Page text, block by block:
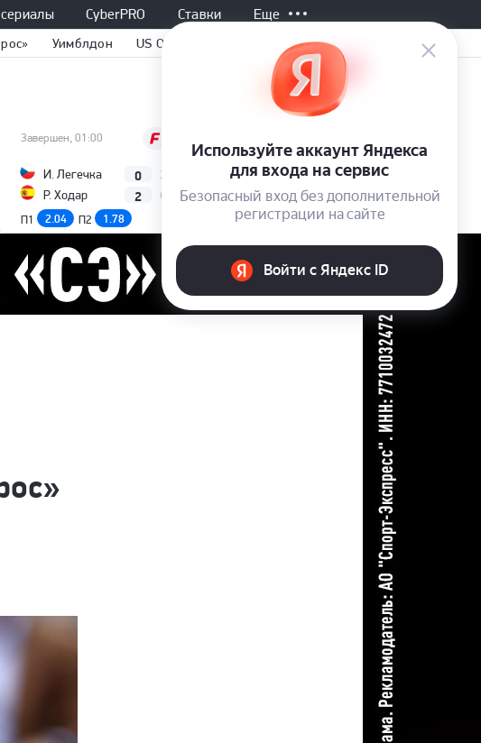
CyberPRO Ставки Еще
Уимблдон US Open
Завершен, 01:00
И. Легечка
Р. Ходар
0 3
2 6
П1
2.04 П2 1.78
А. Фис
К. Норри
2 6 7
0 2 6
1.42 П2 2.90
(Монреаль,
Канада)
Все матчи